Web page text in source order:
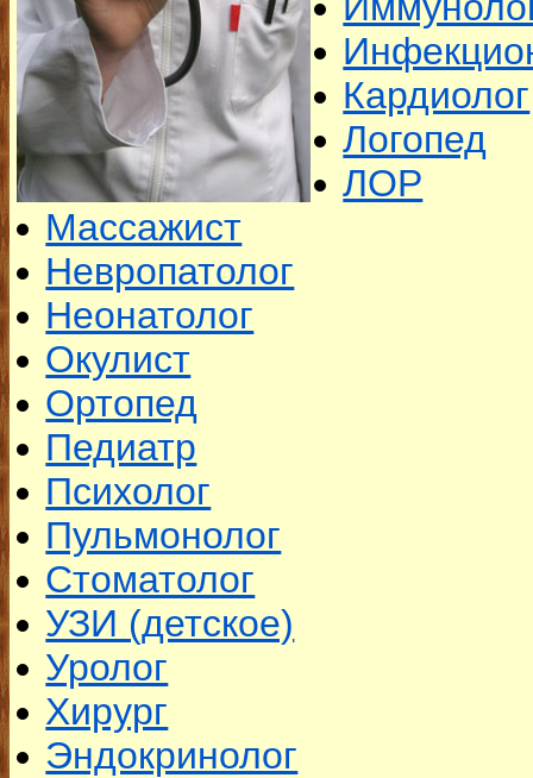
Кардиолог
Логопед
ЛОР
Массажист
Невропатолог
Неонатолог
Окулист
Ортопед
Педиатр
Психолог
Пульмонолог
Стоматолог
УЗИ (детское)
Уролог
Хирург
Эндокринолог